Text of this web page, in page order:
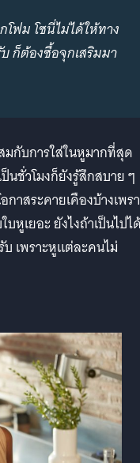
ฟม โซนี่ไม่ได้ให้ทาง
ก็ต้องซื้อจุกเสริมมา
กับการใส่ในหูมากที่สุด
นชั่วโมงก็ยังรู้สึกสบาย ๆ
าสระคายเคืองบ้างเพร
หูเยอะ ยังไงถ้าเป็นไปไ
เพราะหูแต่ละคนไม่